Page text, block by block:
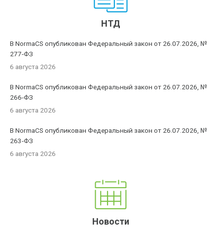
НТД
В NormaCS опубликован Федеральный закон от 26.07.2026, №
277-ФЗ
6 августа 2026
В NormaCS опубликован Федеральный закон от 26.07.2026, №
266-ФЗ
6 августа 2026
В NormaCS опубликован Федеральный закон от 26.07.2026, №
263-ФЗ
6 августа 2026
Новости